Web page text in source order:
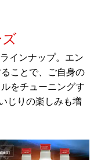
インナップ。エン
ことで、ご自身の
をチューニングす
じりの楽しみも増